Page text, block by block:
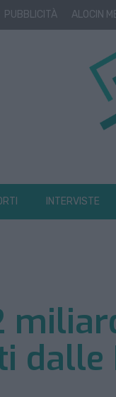
PUBBLICITÀ ALOCIN
INTERVISTE
dalle